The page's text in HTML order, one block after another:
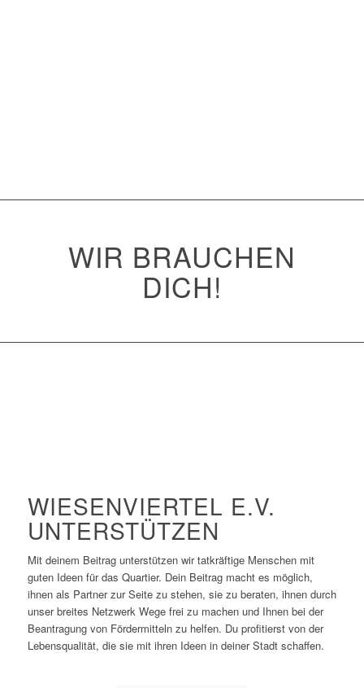
WIR BRAUCHEN
DICH!
WIESENVIERTEL E.V.
UNTERSTÜTZEN
Mit deinem Beitrag unterstützen wir tatkräftige Menschen mit
guten Ideen für das Quartier. Dein Beitrag macht es möglich,
ihnen als Partner zur Seite zu stehen, sie zu beraten, ihnen durch
unser breites Netzwerk Wege frei zu machen und Ihnen bei der
Beantragung von Fördermitteln zu helfen. Du profitierst von der
Lebensqualität, die sie mit ihren Ideen in deiner Stadt schaffen.